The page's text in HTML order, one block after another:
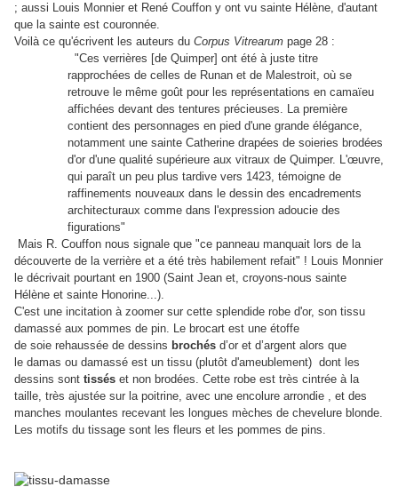
; aussi Louis Monnier et René Couffon y ont vu sainte Hélène, d'autant
que la sainte est couronnée.
Voilà ce qu'écrivent les auteurs du Corpus Vitrearum page 28 :
"Ces verrières [de Quimper] ont été à juste titre
rapprochées de celles de Runan et de Malestroit, où se
retrouve le même goût pour les représentations en camaïeu
affichées devant des tentures précieuses. La première
contient des personnages en pied d'une grande élégance,
notamment une sainte Catherine drapées de soieries brodées
d'or d'une qualité supérieure aux vitraux de Quimper. L'œuvre,
qui paraît un peu plus tardive vers 1423, témoigne de
raffinements nouveaux dans le dessin des encadrements
architecturaux comme dans l'expression adoucie des
figurations"
Mais R. Couffon nous signale que "ce panneau manquait lors de la
découverte de la verrière et a été très habilement refait" ! Louis Monnier
le décrivait pourtant en 1900 (Saint Jean et, croyons-nous sainte
Hélène et sainte Honorine...).
C'est une incitation à zoomer sur cette splendide robe d'or, son tissu
damassé aux pommes de pin. Le brocart est une étoffe
de soie rehaussée de dessins brochés d’or et d’argent alors que
le damas ou damassé est un tissu (plutôt d'ameublement) dont les
dessins sont tissés et non brodées. Cette robe est très cintrée à la
taille, très ajustée sur la poitrine, avec une encolure arrondie , et des
manches moulantes recevant les longues mèches de chevelure blonde.
Les motifs du tissage sont les fleurs et les pommes de pins.